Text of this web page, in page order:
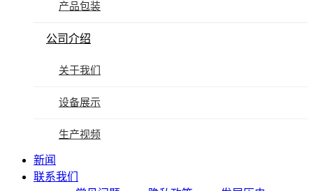
产品包装
公司介绍
关于我们
设备展示
生产视频
新闻
联系我们